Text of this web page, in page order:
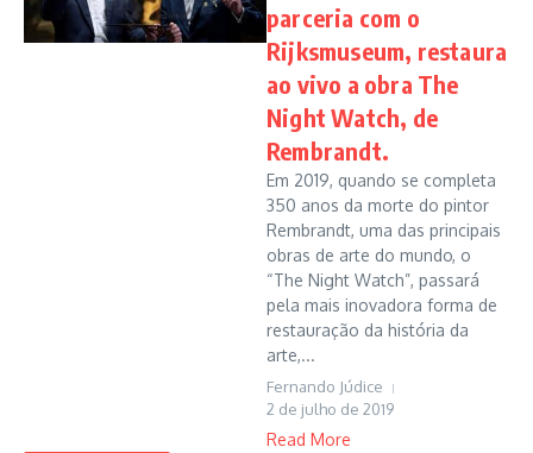
parceria com o
Rijksmuseum, restaura
ao vivo a obra The
Night Watch, de
Rembrandt.
Em 2019, quando se completa
350 anos da morte do pintor
Rembrandt, uma das principais
obras de arte do mundo, o
“The Night Watch”, passará
pela mais inovadora forma de
restauração da história da
arte,...
Fernando Júdice
2 de julho de 2019
Read More